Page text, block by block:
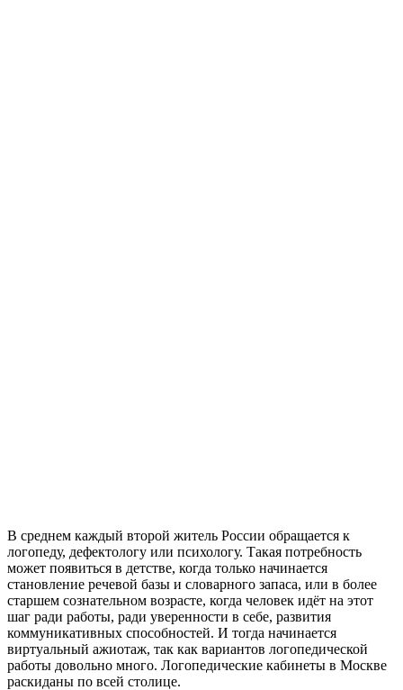
В среднем каждый второй житель России обращается к
логопеду, дефектологу или психологу. Такая потребность
может появиться в детстве, когда только начинается
становление речевой базы и словарного запаса, или в более
старшем сознательном возрасте, когда человек идёт на этот
шаг ради работы, ради уверенности в себе, развития
коммуникативных способностей. И тогда начинается
виртуальный ажиотаж, так как вариантов логопедической
работы довольно много. Логопедические кабинеты в Москве
раскиданы по всей столице.